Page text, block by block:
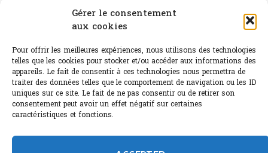
Gérer le consentement
aux cookies
Pour offrir les meilleures expériences, nous utilisons des technologies
telles que les cookies pour stocker et/ou accéder aux informations des
appareils. Le fait de consentir à ces technologies nous permettra de
traiter des données telles que le comportement de navigation ou les ID
uniques sur ce site. Le fait de ne pas consentir ou de retirer son
consentement peut avoir un effet négatif sur certaines
caractéristiques et fonctions.
Canicule : A quand le CHR à « l’heure espagnole » ?
Sélection de rosés 2026
L'abus d'alcool est dangereux pour la santé.